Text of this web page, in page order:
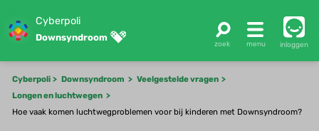
Cyberpoli
Downsyndroom
inloggen
Cyberpoli Downsyndroom
Veelgestelde vragen
Longen en luchtwegen
Hoe vaak komen luchtwegproblemen voor bij kinderen met Downsyndroom?